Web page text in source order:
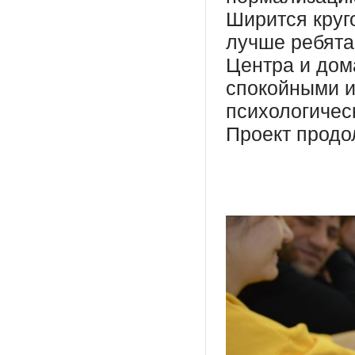
Ширится
лучше
Центра и
спокойными
Проект